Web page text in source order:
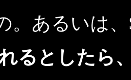
あるいは、
るとしたら